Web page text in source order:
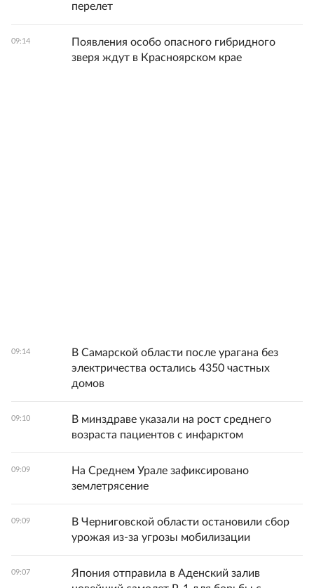
перелет
09:14
Появления особо опасного гибридного
зверя ждут в Красноярском крае
09:14
В Самарской области после урагана без
электричества остались 4350 частных
домов
09:10
В минздраве указали на рост среднего
возраста пациентов с инфарктом
09:09
На Среднем Урале зафиксировано
землетрясение
09:09
В Черниговской области остановили сбор
урожая из-за угрозы мобилизации
09:07
Япония отправила в Аденский залив